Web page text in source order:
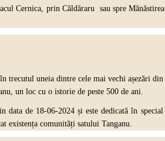
Cernica, prin Căldăraru sau spre
trecutul uneia dintre cele mai vechi așezări
un loc cu o istorie de peste 500 de ani.
data de 18-06-2024 și este dedicată în
existența comunități satului Tanganu.